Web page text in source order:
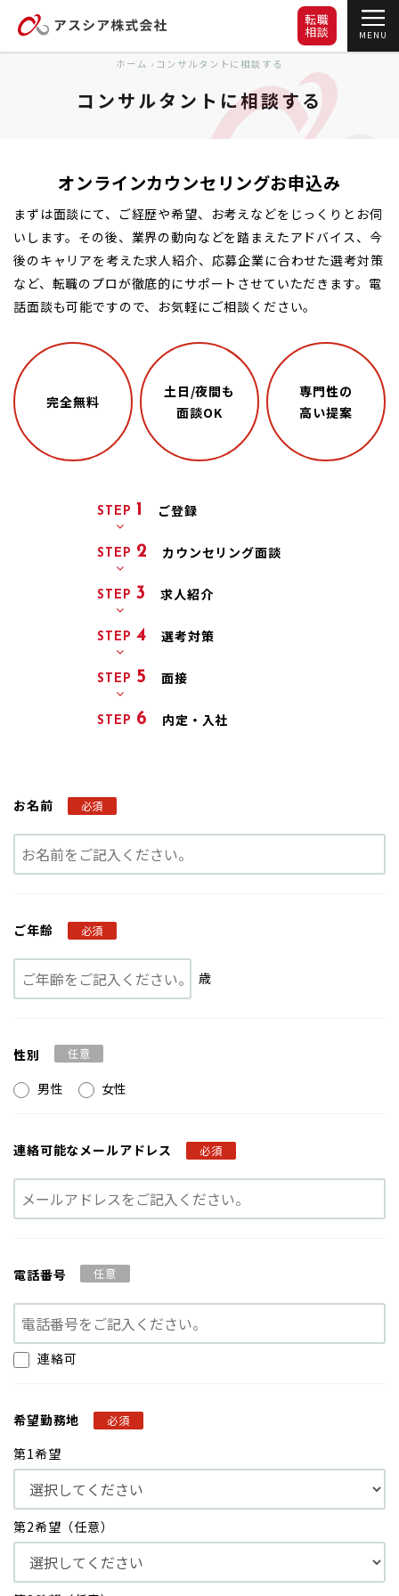
MENU
転職
相談
ホーム › コンサルタントに相談する
コンサルタントに相談する
オンラインカウンセリングお申込み
まずは面談にて、ご経歴や希望、お考えなどをじっくりとお伺
いします。その後、業界の動向などを踏まえたアドバイス、今
後のキャリアを考えた求人紹介、応募企業に合わせた選考対策
など、転職のプロが徹底的にサポートさせていただきます。電
話面談も可能ですので、お気軽にご相談ください。
完全無料
土日/夜間も
面談OK
専門性の
高い提案
STEP 1 ご登録
STEP 2 カウンセリング面談
STEP3 求人紹介
STEP4 選考対策
STEP 5 面接
STEP 6 内定・入社
お名前 必須
ご年齢 必須
歳
性別 任意
男性 女性
連絡可能なメールアドレス 必須
電話番号 任意
連絡可
希望勤務地 必須
第1希望
第2希望（任意）